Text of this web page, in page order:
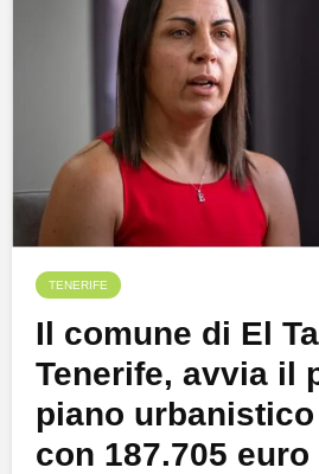
TENERIFE
Il comune di El
Tenerife, avvia il
piano
con 187.705 euro